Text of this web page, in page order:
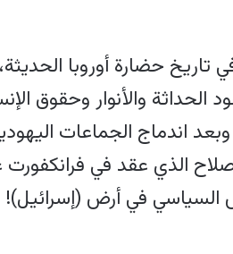
حضارة أوروبا
والأنوار وحقوق
وبعد اندماج الجماعات
في أرض (إسرائيل)!